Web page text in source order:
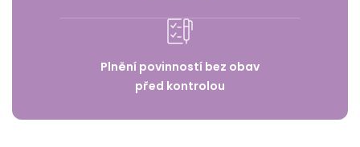
Plnění povinností bez obav
před kontrolou